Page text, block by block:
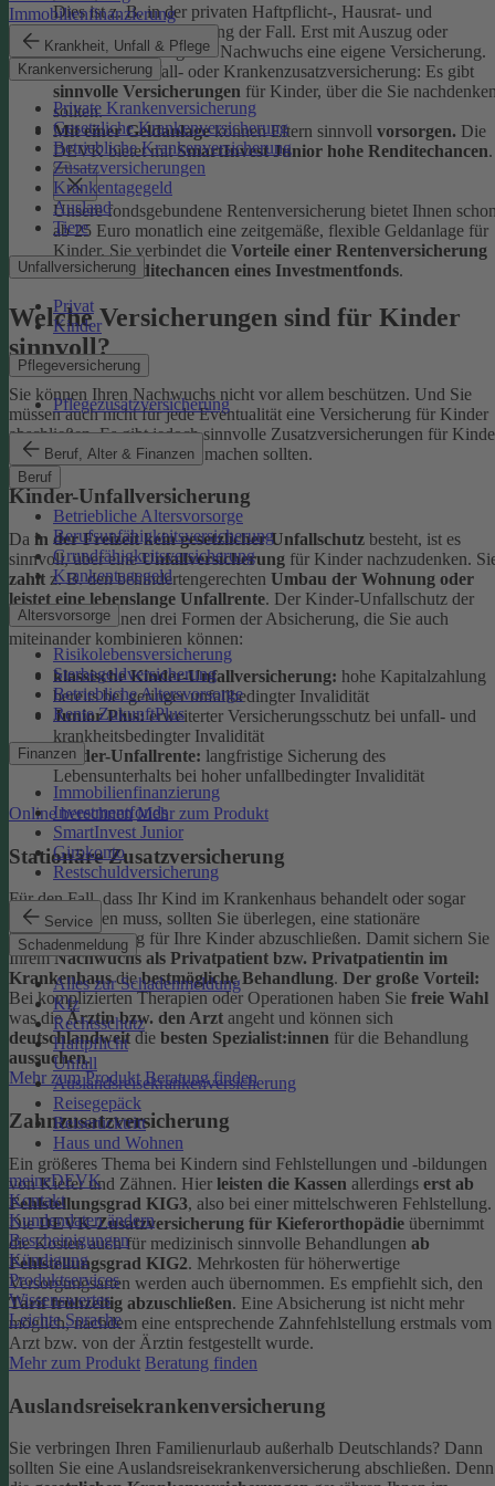
Immobilienfinanzierung
Krankheit, Unfall & Pflege
Krankenversicherung
Private Krankenversicherung
Gesetzliche Krankenversicherung
Betriebliche Krankenversicherung
Zusatzversicherungen
Krankentagegeld
Ausland
Tiere
Unfallversicherung
Privat
Kinder
Pflegeversicherung
Pflegezusatzversicherung
Beruf, Alter & Finanzen
Beruf
Betriebliche Altersvorsorge
Berufsunfähigkeitsversicherung
Grundfähigkeitsversicherung
Krankentagegeld
Altersvorsorge
Risikolebensversicherung
Sterbegeldversicherung
Betriebliche Altersvorsorge
Rente ZukunftPlus
Finanzen
Immobilienfinanzierung
Investmentfonds
SmartInvest Junior
Girokonto
Restschuldversicherung
Service
Schadenmeldung
Alles zur Schadenmeldung
Kfz
Rechtsschutz
Haftpflicht
Unfall
Auslandsreisekrankenversicherung
Reisegepäck
Reiserücktritt
Haus und Wohnen
meineDEVK
Kontakt
Kundendaten ändern
Bescheinigungen
Kündigung
Produktservices
Wissenswertes
Leichte Sprache
Dies ist z. B. in der privaten Haftpflicht-, Hausrat- und
Rechtsschutzversicherung der Fall. Erst mit Auszug oder
Berufsstart benötigt der Nachwuchs eine eigene Versicherung.
Ob Kinder-Unfall- oder Krankenzusatzversicherung: Es gibt
sinnvolle Versicherungen für Kinder, über die Sie
sollten.
Mit einer Geldanlagekönnen Eltern sinnvoll vorsorgen. Die
DEVK bietet mitSmartInvest Junior hohe Renditechancen.
Unsere fondsgebundene Rentenversicherung bietet Ihnen
ab 25 Euro monatlich eine zeitgemäße, flexible Geldanlage für
Kinder. Sie verbindet die Vorteile einer Rentenversicherung
mit denRenditechancen eines Investmentfonds.
Welche Versicherungen sind für Kinder
sinnvoll?
Sie können Ihren Nachwuchs nicht vor allem beschützen. Und Sie
müssen auch nicht für jede Eventualität eine Versicherung für Kinder
abschließen. Es gibt jedoch sinnvolle Zusatzversicherungen für
über die Sie sich Gedanken machen sollten.
Kinder-Unfallversicherung
Da in der Freizeit kein gesetzlicher Unfallschutz besteht, ist es
sinnvoll, über eineUnfallversicherung für Kinder nachzudenken.
zahlt z. B. den behindertengerechten Umbau der Wohnung oder
leistet eine lebenslange Unfallrente. Der Kinder-Unfallschutz der
DEVK bietet Ihnen drei Formen der Absicherung, die Sie auch
miteinander kombinieren können:
klassische Kinder-Unfallversicherung: hohe Kapitalzahlung
bereits bei geringer unfallbedingter Invalidität
Junior Plus:erweiterter Versicherungsschutz bei unfall- und
krankheitsbedingter Invalidität
Kinder-Unfallrente: langfristige Sicherung des
Lebensunterhalts bei hoher unfallbedingter Invalidität
Online berechnen Mehr zum Produkt
Stationäre Zusatzversicherung
Für den Fall, dass Ihr Kind im Krankenhaus behandelt oder sogar
operiert werden muss, sollten Sie überlegen, eine stationäre
Zusatzversicherung für Ihre Kinder abzuschließen. Damit sichern Sie
IhremNachwuchs als Privatpatient bzw. Privatpatientin im
Krankenhausdiebestmögliche Behandlung. Der große Vorteil:
Bei komplizierten Therapien oder Operationen haben Sie freie Wahl
was dieÄrztin bzw. den Arzt angeht und können sich
deutschlandweitdie besten Spezialist:innen für die Behandlung
aussuchen.
Mehr zum Produkt Beratung finden
Zahnzusatzversicherung
Ein größeres Thema bei Kindern sind Fehlstellungen und -bildungen
von Kiefer und Zähnen. Hier leisten die Kassen allerdings erst ab
Fehlstellungsgrad KIG3, also bei einer mittelschweren Fehlstellung.
DieDEVK-Zusatzversicherung für Kieferorthopädie übernimmt
die Kosten auch für medizinisch sinnvolle Behandlungen ab
Fehlstellungsgrad KIG2. Mehrkosten für höherwertige
Versorgungsarten werden auch übernommen. Es empfiehlt sich, den
Tarif frühzeitig abzuschließen. Eine Absicherung ist nicht mehr
möglich, nachdem eine entsprechende Zahnfehlstellung erstmals vom
Arzt bzw. von der Ärztin festgestellt wurde.
Mehr zum Produkt Beratung finden
Auslandsreisekrankenversicherung
Sie verbringen Ihren Familienurlaub außerhalb Deutschlands? Dann
sollten Sie eine Auslandsreisekrankenversicherung abschließen. Denn